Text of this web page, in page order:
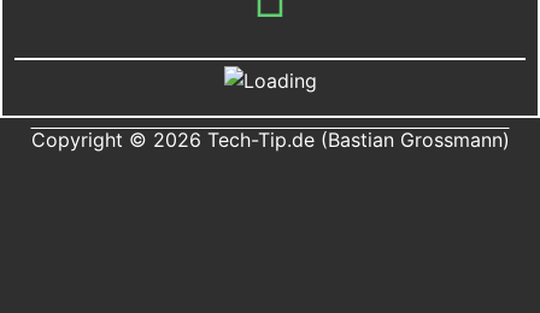
Copyright © 2026 Tech-Tip.de (Bastian Grossmann)